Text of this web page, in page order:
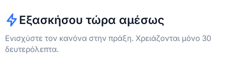
Εξασκήσου τώρα αμέσως
Ενισχύστε τον κανόνα στην πράξη. Χρειάζονται μόνο 30
δευτερόλεπτα.